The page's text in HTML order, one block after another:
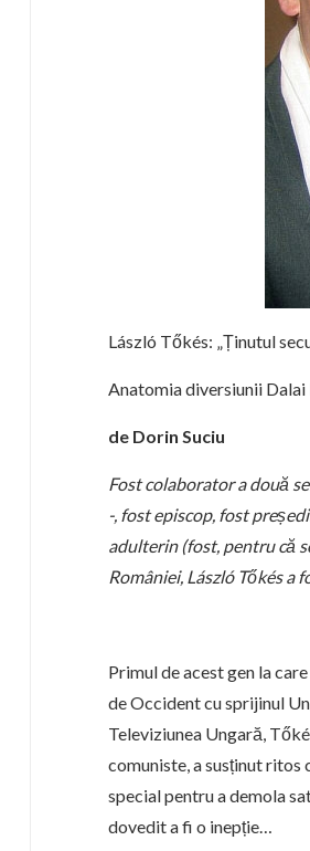
László Tőkés: „Ținutul
Anatomia diversiunii Dalai
de Dorin Suciu
Fost colaborator a două
-, fost episcop, fost
adulterin (fost, pentru că
României, László Tőkés a
Primul de acest gen la
de Occident cu sprijinul
Televiziunea Ungară,
comuniste, a susținut ritos
special pentru a demola
dovedit a fi o inepție…